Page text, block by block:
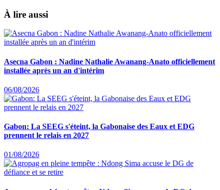
À lire aussi
Asecna Gabon : Nadine Nathalie Awanang-Anato officiellement
installée après un an d'intérim
06/08/2026
Gabon: La SEEG s'éteint, la Gabonaise des Eaux et EDG
prennent le relais en 2027
01/08/2026